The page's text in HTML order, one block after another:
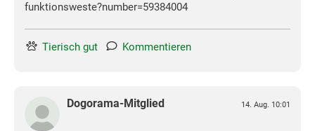
funktionsweste?number=59384004
Tierisch gut Kommentieren
Dogorama-Mitglied 14. Aug. 10:01